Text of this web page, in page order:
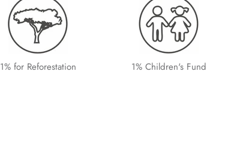
1% for Reforestation 1% Children's Fund